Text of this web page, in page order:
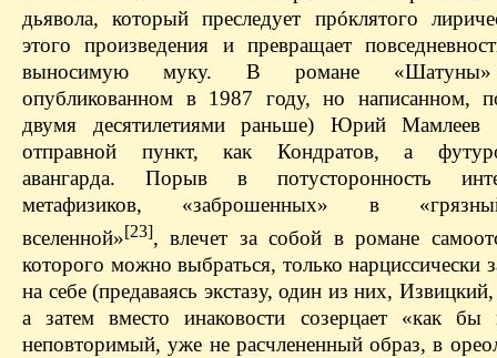
дьявола, который преследует прóклятого
этого произведения и превращает
выносимую муку. В романе «Шатуны»
опубликованном в 1987 году, но написанном,
двумя десятилетиями раньше) Юрий Мамлеев
отправной пункт, как Кондратов, а
авангарда. Порыв в потусторонность
метафизиков, «заброшенных» в
вселенной»[23], влечет за собой в романе
которого можно выбраться, только нарциссически
на себе (предаваясь экстазу, один из них, Извицкий,
а затем вместо инаковости созерцает «как бы
неповторимый, уже не расчлененный образ, в